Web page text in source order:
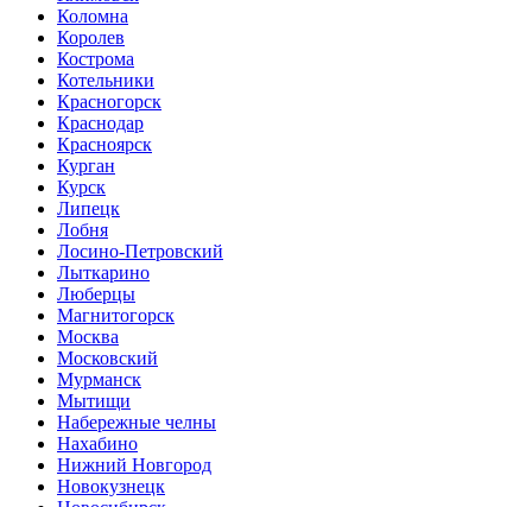
Коломна
Королев
Кострома
Котельники
Красногорск
Краснодар
Красноярск
Курган
Курск
Липецк
Лобня
Лосино-Петровский
Лыткарино
Люберцы
Магнитогорск
Москва
Московский
Мурманск
Мытищи
Набережные челны
Нахабино
Нижний Новгород
Новокузнецк